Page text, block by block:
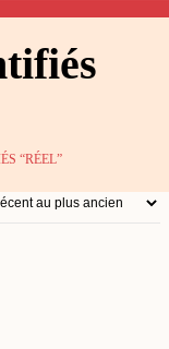
“RÉEL”